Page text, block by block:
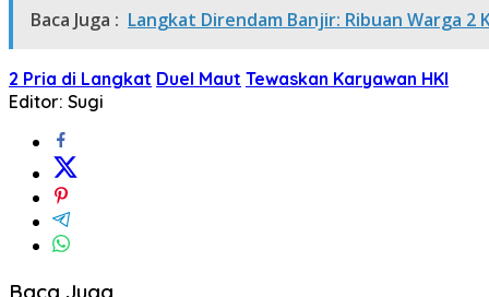
Baca Juga : Langkat Direndam Banjir: Ribuan Warga 2
2 Pria di Langkat Duel Maut Tewaskan Karyawan HKI
Editor: Sugi
Baca Juga